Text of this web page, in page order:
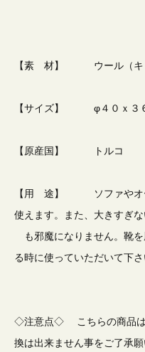
【素 材】 ウール（キ
【サイズ】 φ４０ｘ３６
【原産国】 トルコ
【用 途】 ソファやオー
使えます。また、大
も邪魔になりません。靴
る時に使っていただいて下さ
◇注意点◇ こちらの商品は
換は出来ません事をご了承願